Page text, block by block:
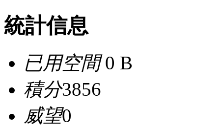
統計信息
已用空間0 B
積分3856
威望0